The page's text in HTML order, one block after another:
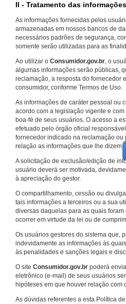
II - Tratamento das informações
As informações fornecidas pelos
armazenadas em nossos bancos de
necessários padrões de segurança,
somente serão utilizadas para as
Ao utilizar o Consumidor.gov.br, o
algumas informações serão públicas,
reclamação, a resposta do fornecedor
consumidor, conforme Termos de Uso.
As informações de caráter pessoal ou
acordo com a legislação vigente e
boa-fé de seus usuários. O acesso a
efetuado pelo órgão oficial
fornecedor indicado na reclamação
relação as informações que lhe dizem
A solicitação de exclusão/edição de
usuário deverá ser motivada,
à apreciação do gestor.
O compartilhamento, cessão ou
tais informações a terceiros ou a sua
diversas daquelas para as quais
ocorrer em virtude da lei ou de
Os usuários gestores do sistema que,
indevidamente as informações às
às penalidades e sanções legais e
O site Consumidor.gov.br poderá
eletrônico (e-mail) de seus usuários
hipóteses em que houver relação com
As dúvidas referentes a esta Política